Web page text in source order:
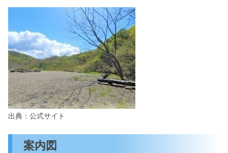
出典：公式サイト
案内図